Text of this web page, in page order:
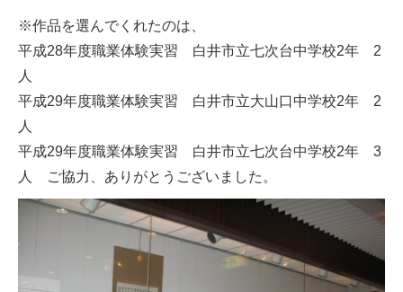
※作品を選んでくれたのは、
平成28年度職業体験実習 白井市立七次台中学校2年 2
人
平成29年度職業体験実習 白井市立大山口中学校2年 2
人
平成29年度職業体験実習 白井市立七次台中学校2年 3
人 ご協力、ありがとうございました。